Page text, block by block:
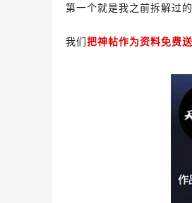
第一个就是我之前拆解过的
我们把神帖作为资料免费